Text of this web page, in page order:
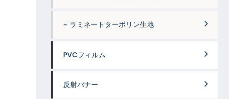
ラミネートターポリン生地
PVCフィルム
反射バナー